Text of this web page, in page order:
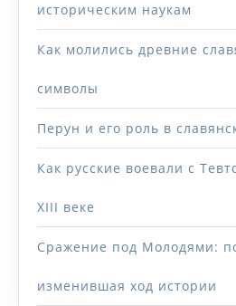
историческим наукам
Как молились древние
символы
Перун и его роль в
Как русские воевали с
XIII веке
Сражение под Молодями:
изменившая ход истории